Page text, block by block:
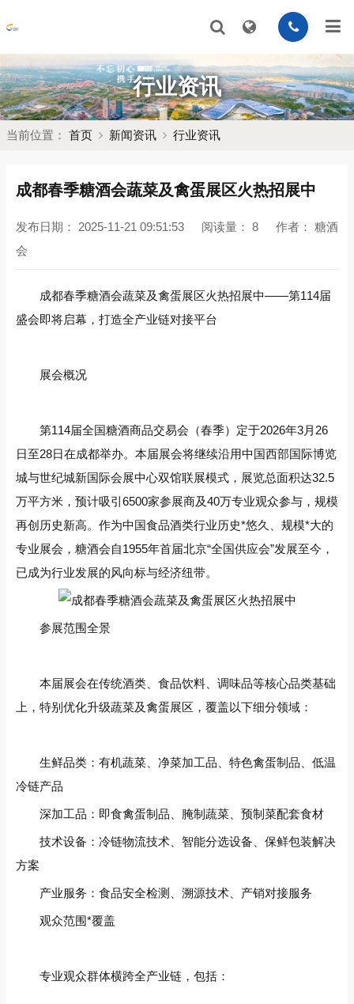
行业资讯
当前位置： 首页 新闻资讯 行业资讯
成都春季糖酒会蔬菜及禽蛋展区火热招展中
发布日期： 2025-11-21 09:51:53 阅读量： 8 作者： 糖酒
会
成都春季糖酒会蔬菜及禽蛋展区火热招展中——第114届
盛会即将启幕，打造全产业链对接平台‌
展会概况
第114届全国糖酒商品交易会（春季）定于‌2026年3月26
日至28日‌在成都举办。本届展会将继续沿用‌中国西部国际博览
城与世纪城新国际会展中心双馆联展‌模式，展览总面积达‌32.5
万平方米‌，预计吸引‌6500家参展商‌及‌40万专业观众‌参与，规模
再创历史新高。作为中国食品酒类行业历史*悠久、规模*大的
专业展会，糖酒会自1955年首届北京“全国供应会”发展至今，
已成为行业发展的‌风向标‌与‌经济纽带‌。
参展范围全景
本届展会在传统酒类、食品饮料、调味品等核心品类基础
上，特别优化升级‌蔬菜及禽蛋展区‌，覆盖以下细分领域：
生鲜品类‌：有机蔬菜、净菜加工品、特色禽蛋制品、低温
冷链产品
深加工品‌：即食禽蛋制品、腌制蔬菜、预制菜配套食材
技术设备‌：冷链物流技术、智能分选设备、保鲜包装解决
方案
产业服务‌：食品安全检测、溯源技术、产销对接服务
观众范围*覆盖
专业观众群体横跨全产业链，包括：